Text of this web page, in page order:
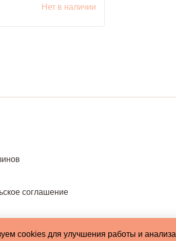
Нет в наличии
соглашение
cookies для улучшения работы и анализа